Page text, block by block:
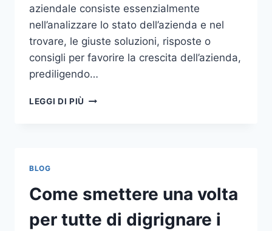
aziendale consiste essenzialmente
nell’analizzare lo stato dell’azienda e nel
trovare, le giuste soluzioni, risposte o
consigli per favorire la crescita dell’azienda,
prediligendo…
LEGGI DI PIÙ IL
BLOG
Come smettere una volta
per tutte di digrignare i